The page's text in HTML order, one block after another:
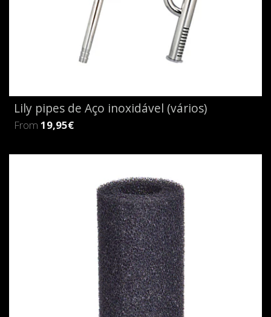
Lily pipes de Aço inoxidável (vários)
From 19,95€